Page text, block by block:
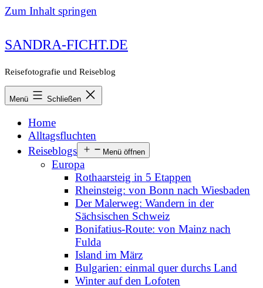
Zum Inhalt springen
SANDRA-FICHT.DE
Reisefotografie und Reiseblog
Menü Schließen
Home
Alltagsfluchten
Reiseblogs
Menü öffnen
Europa
Rothaarsteig in 5 Etappen
Rheinsteig: von Bonn nach Wiesbaden
Der Malerweg: Wandern in der
Sächsischen Schweiz
Bonifatius-Route: von Mainz nach
Fulda
Island im März
Bulgarien: einmal quer durchs Land
Winter auf den Lofoten